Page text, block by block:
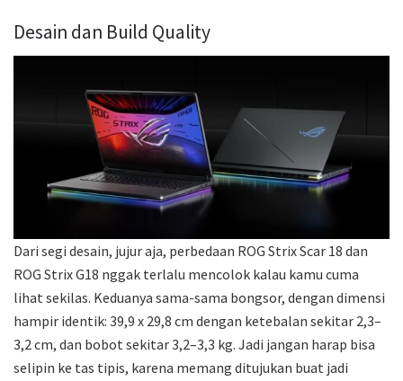
Desain dan Build Quality
Dari segi desain, jujur aja, perbedaan ROG Strix Scar 18 dan
ROG Strix G18 nggak terlalu mencolok kalau kamu cuma
lihat sekilas. Keduanya sama-sama bongsor, dengan dimensi
hampir identik: 39,9 x 29,8 cm dengan ketebalan sekitar 2,3–
3,2 cm, dan bobot sekitar 3,2–3,3 kg. Jadi jangan harap bisa
selipin ke tas tipis, karena memang ditujukan buat jadi